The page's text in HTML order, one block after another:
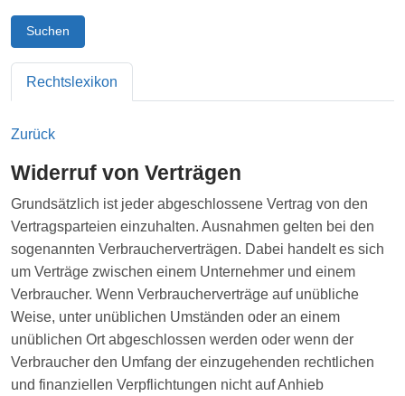
Suchen
Rechtslexikon
Zurück
Widerruf von Verträgen
Grundsätzlich ist jeder abgeschlossene Vertrag von den
Vertragsparteien einzuhalten. Ausnahmen gelten bei den
sogenannten Verbraucherverträgen. Dabei handelt es sich
um Verträge zwischen einem Unternehmer und einem
Verbraucher. Wenn Verbraucherverträge auf unübliche
Weise, unter unüblichen Umständen oder an einem
unüblichen Ort abgeschlossen werden oder wenn der
Verbraucher den Umfang der einzugehenden rechtlichen
und finanziellen Verpflichtungen nicht auf Anhieb